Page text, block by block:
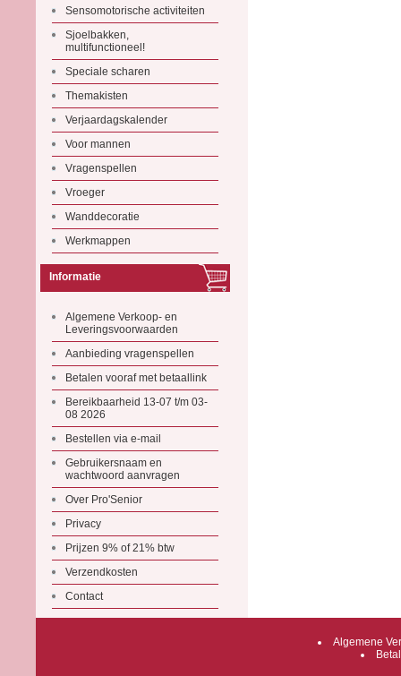
Sensomotorische activiteiten
Sjoelbakken,
multifunctioneel!
Speciale scharen
Themakisten
Verjaardagskalender
Voor mannen
Vragenspellen
Vroeger
Wanddecoratie
Werkmappen
Informatie
Algemene Verkoop- en
Leveringsvoorwaarden
Aanbieding vragenspellen
Betalen vooraf met betaallink
Bereikbaarheid 13-07 t/m 03-
08 2026
Bestellen via e-mail
Gebruikersnaam en
wachtwoord aanvragen
Over Pro'Senior
Privacy
Prijzen 9% of 21% btw
Verzendkosten
Contact
Algemene